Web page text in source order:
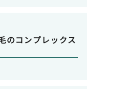
のコンプレックス